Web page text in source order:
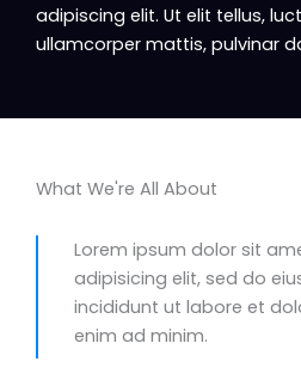
adipiscing elit. Ut elit tellus,
ullamcorper mattis, pulvinar
What We're All About
Lorem ipsum dolor sit
adipisicing elit, sed do
incididunt ut labore et
enim ad minim.